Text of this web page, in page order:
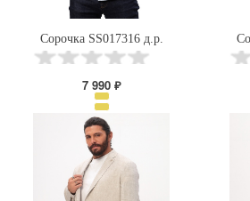
Сорочка SS017316 д.р.
7 990 ₽